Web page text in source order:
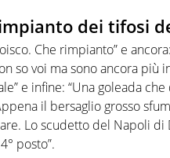
dei tifosi
Che rimpianto” e
so voi ma sono ancora
e infine: “Una goleada
il bersaglio grosso
Lo scudetto del Napoli
posto”.